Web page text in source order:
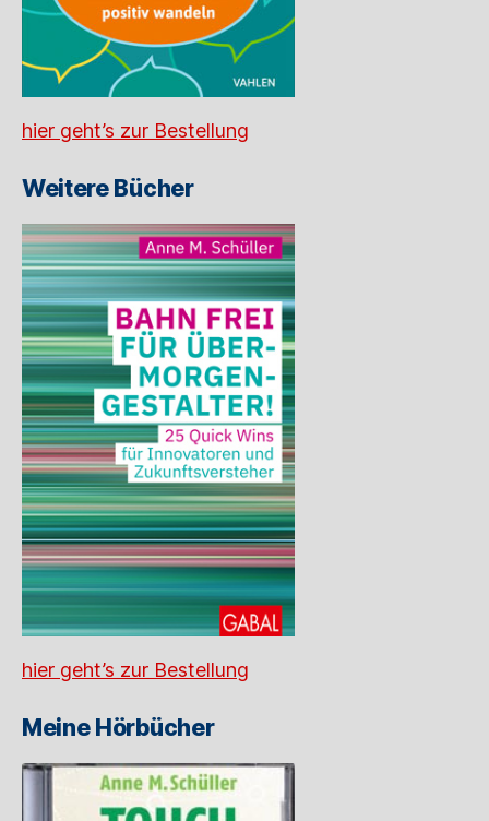
hier geht’s zur Bestellung
Weitere Bücher
hier geht’s zur Bestellung
Meine Hörbücher